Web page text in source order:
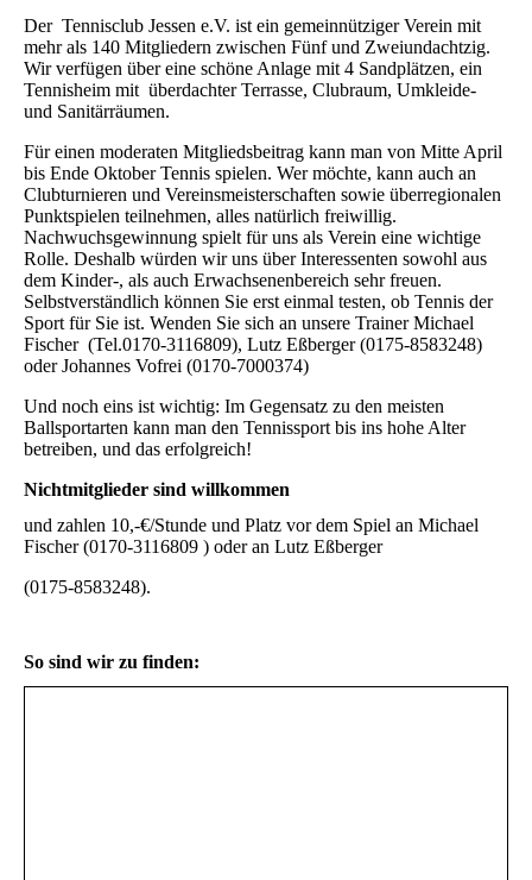
Der Tennisclub Jessen e.V. ist ein gemeinnütziger Verein mit
mehr als 140 Mitgliedern zwischen Fünf und Zweiundachtzig.
Wir verfügen über eine schöne Anlage mit 4 Sandplätzen, ein
Tennisheim mit überdachter Terrasse, Clubraum, Umkleide-
und Sanitärräumen.
Für einen moderaten Mitgliedsbeitrag kann man von Mitte April
bis Ende Oktober Tennis spielen. Wer möchte, kann auch an
Clubturnieren und Vereinsmeisterschaften sowie überregionalen
Punktspielen teilnehmen, alles natürlich freiwillig.
Nachwuchsgewinnung spielt für uns als Verein eine wichtige
Rolle. Deshalb würden wir uns über Interessenten sowohl aus
dem Kinder-, als auch Erwachsenenbereich sehr freuen.
Selbstverständlich können Sie erst einmal testen, ob Tennis der
Sport für Sie ist. Wenden Sie sich an unsere Trainer Michael
Fischer (Tel.0170-3116809), Lutz Eßberger (0175-8583248)
oder Johannes Vofrei (0170-7000374)
Und noch eins ist wichtig: Im Gegensatz zu den meisten
Ballsportarten kann man den Tennissport bis ins hohe Alter
betreiben, und das erfolgreich!
Nichtmitglieder sind willkommen
und zahlen 10,-€/Stunde und Platz vor dem Spiel an Michael
Fischer (0170-3116809 ) oder an Lutz Eßberger
(0175-8583248).
So sind wir zu finden: